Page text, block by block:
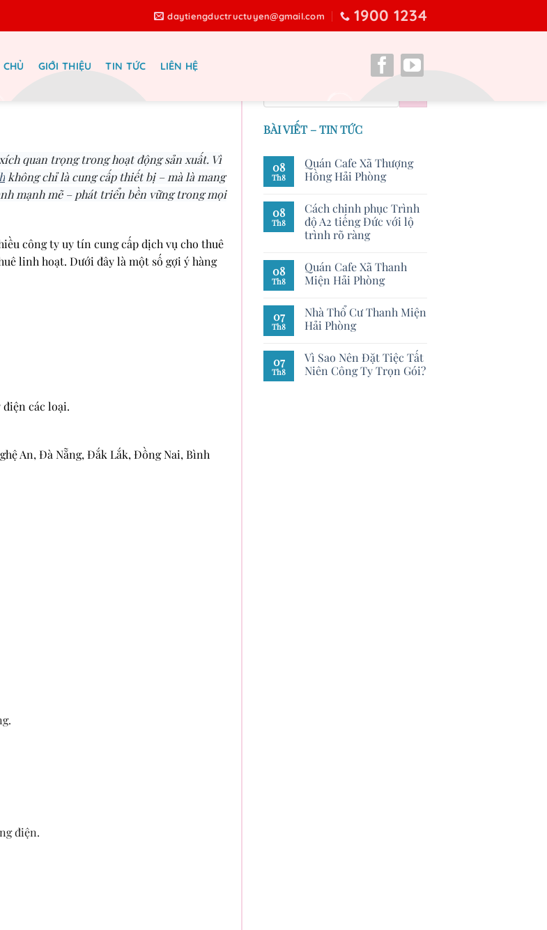
daytiengductructuyen@gmail.com 1900 1234
GIỚI THIỆU TIN TỨC LIÊN HỆ
quan trọng trong hoạt động sản xuất. Vì
không chỉ là cung cấp thiết bị – mà là mang
mạnh mẽ – phát triển bền vững trong mọi
công ty uy tín cung cấp dịch vụ cho thuê
linh hoạt. Dưới đây là một số gợi ý hàng
điện các loại.
An, Đà Nẵng, Đắk Lắk, Đồng Nai, Bình
điện.
BÀI VIẾT – TIN TỨC
08
Th8
Quán Cafe Xã Thượng
Hồng Hải Phòng
08
Th8
Cách chinh phục Trình
độ A2 tiếng Đức với lộ
trình rõ ràng
08
Th8
Quán Cafe Xã Thanh
Miện Hải Phòng
07
Th8
Nhà Thổ Cư Thanh Miện
Hải Phòng
07
Th8
Vì Sao Nên Đặt Tiệc Tất
Niên Công Ty Trọn Gói?